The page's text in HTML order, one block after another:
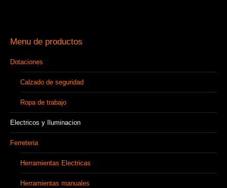
Menu de productos
Dotaciones
Calzado de seguridad
Ropa de trabajo
Electricos y Iluminacion
Ferreteria
Herramientas Electricas
Herramientas manuales